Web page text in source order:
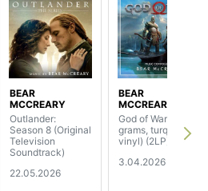
BEAR
MCCREARY
Outlander:
Season 8 (Original
Television
Soundtrack)
22.05.2026
BEAR
MCCREARY
God of War (180
grams, turquoise
vinyl) (2LP)
3.04.2026